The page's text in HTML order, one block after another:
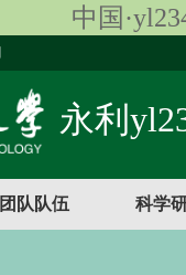
中国
永利
团队队伍 科学